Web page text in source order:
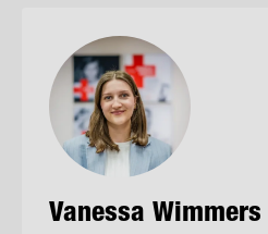
Va­nes­sa Wim­mers